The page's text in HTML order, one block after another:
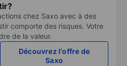
chez Saxo avec à des
comporte des risques. Votre
de la valeur.
Découvrez l'offre de
Saxo